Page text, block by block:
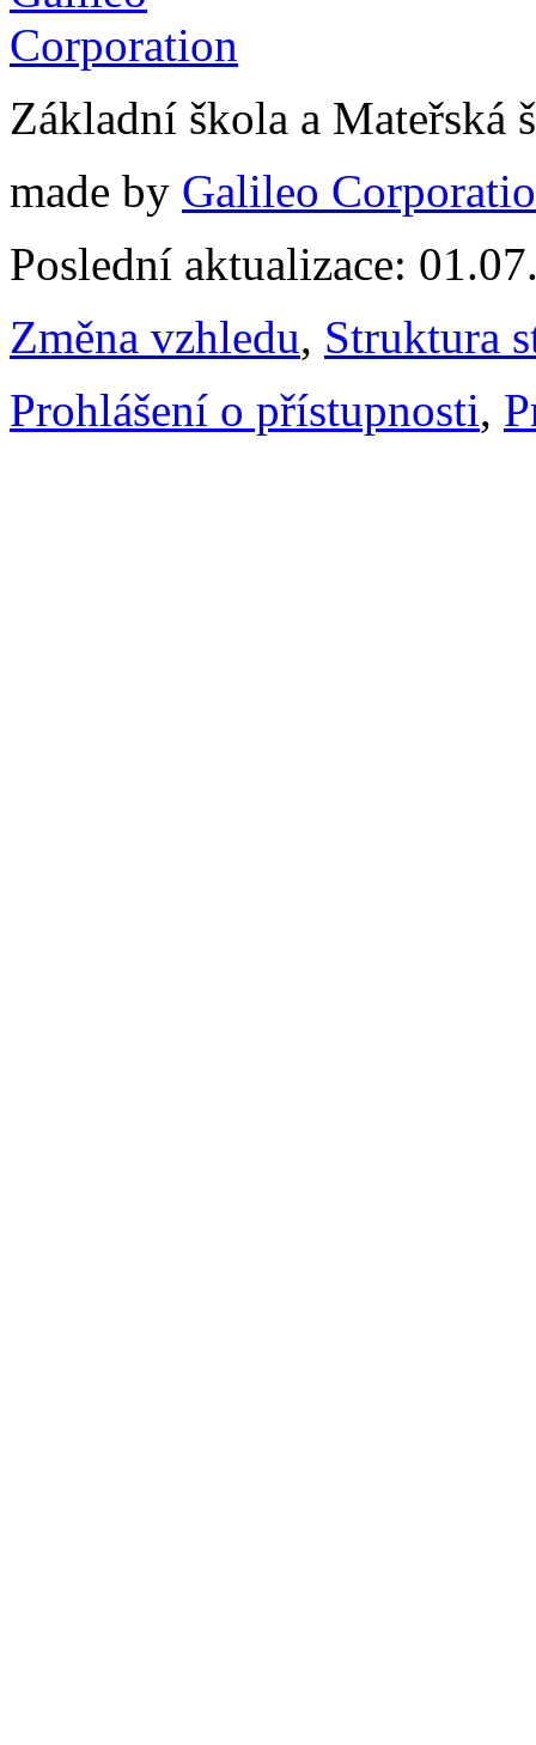
Základní škola a
made by Galileo
Poslední aktualizace:
Změna vzhledu, Struktura
Prohlášení o přístupnosti,